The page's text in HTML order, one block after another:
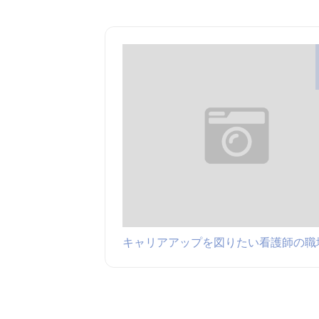
キャリアアップを図りたい看護師の